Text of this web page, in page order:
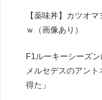
信を得た」
Powered by livedoor 相
【薬味丼】カツオ
ｗ（画像あり）
F1ルーキーシーズ
メルセデスのアン
得た」